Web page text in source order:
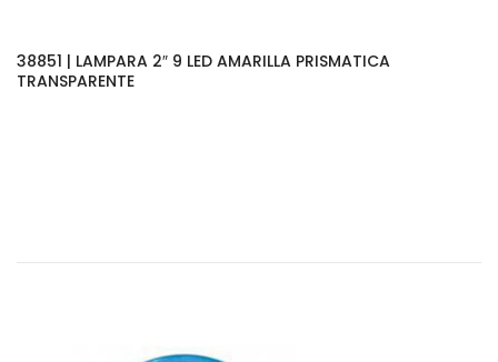
38851 | LAMPARA 2″ 9 LED AMARILLA PRISMATICA
TRANSPARENTE